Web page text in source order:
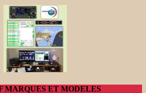
MARQUES ET MODELES